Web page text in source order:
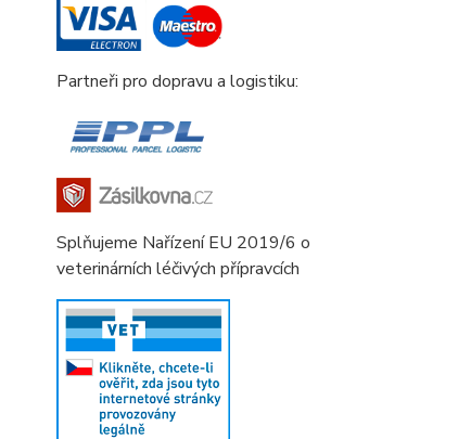
Partneři pro dopravu a logistiku:
Splňujeme Nařízení EU 2019/6 o
veterinárních léčivých přípravcích